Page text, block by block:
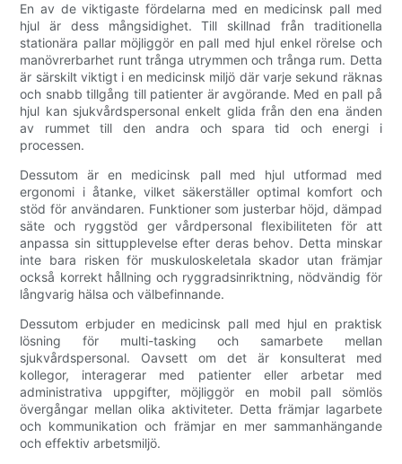
En av de viktigaste fördelarna med en medicinsk pall med
hjul är dess mångsidighet. Till skillnad från traditionella
stationära pallar möjliggör en pall med hjul enkel rörelse och
manövrerbarhet runt trånga utrymmen och trånga rum. Detta
är särskilt viktigt i en medicinsk miljö där varje sekund räknas
och snabb tillgång till patienter är avgörande. Med en pall på
hjul kan sjukvårdspersonal enkelt glida från den ena änden
av rummet till den andra och spara tid och energi i
processen.
Dessutom är en medicinsk pall med hjul utformad med
ergonomi i åtanke, vilket säkerställer optimal komfort och
stöd för användaren. Funktioner som justerbar höjd, dämpad
säte och ryggstöd ger vårdpersonal flexibiliteten för att
anpassa sin sittupplevelse efter deras behov. Detta minskar
inte bara risken för muskuloskeletala skador utan främjar
också korrekt hållning och ryggradsinriktning, nödvändig för
långvarig hälsa och välbefinnande.
Dessutom erbjuder en medicinsk pall med hjul en praktisk
lösning för multi-tasking och samarbete mellan
sjukvårdspersonal. Oavsett om det är konsulterat med
kollegor, interagerar med patienter eller arbetar med
administrativa uppgifter, möjliggör en mobil pall sömlös
övergångar mellan olika aktiviteter. Detta främjar lagarbete
och kommunikation och främjar en mer sammanhängande
och effektiv arbetsmiljö.